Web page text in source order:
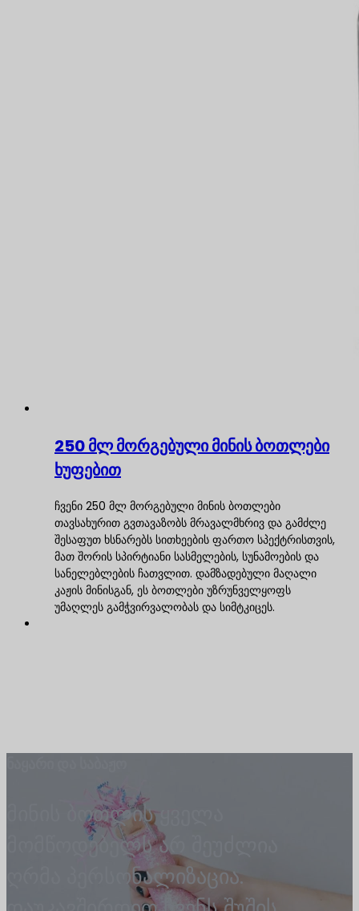
250 მლ მორგებული მინის ბოთლები
ხუფებით
ჩვენი 250 მლ მორგებული მინის ბოთლები
თავსახურით გვთავაზობს მრავალმხრივ და გამძლე
შესაფუთ ხსნარებს სითხეების ფართო სპექტრისთვის,
მათ შორის სპირტიანი სასმელების, სუნამოების და
სანელებლების ჩათვლით. დამზადებული მაღალი
კაჟის მინისგან, ეს ბოთლები უზრუნველყოფს
უმაღლეს გამჭვირვალობას და სიმტკიცეს.
მინის ბოთლის ყველა
მომწოდებელს არ შეუძლია
ღრმა პერსონალიზაცია.